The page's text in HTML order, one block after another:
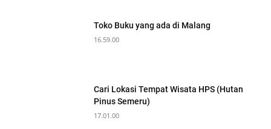
Toko Buku yang ada di Malang
16.59.00
Cari Lokasi Tempat Wisata HPS (Hutan
Pinus Semeru)
17.01.00